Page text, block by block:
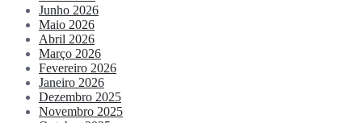
Junho 2026
Maio 2026
Abril 2026
Março 2026
Fevereiro 2026
Janeiro 2026
Dezembro 2025
Novembro 2025